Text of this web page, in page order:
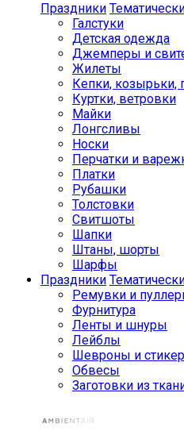
Праздники
Галстуки
Детская одежда
Джемперы и
Жилеты
Кепки, козырьки,
Куртки, ветровки
Майки
Лонгсливы
Носки
Перчатки и
Платки
Рубашки
Толстовки
Свитшоты
Шапки
Штаны, шорты
Шарфы
Праздники
Ремувки и
Фурнитура
Ленты и шнуры
Лейблы
Шевроны и
Обвесы
Заготовки из